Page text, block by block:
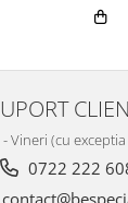
- Vineri (cu
0722 222